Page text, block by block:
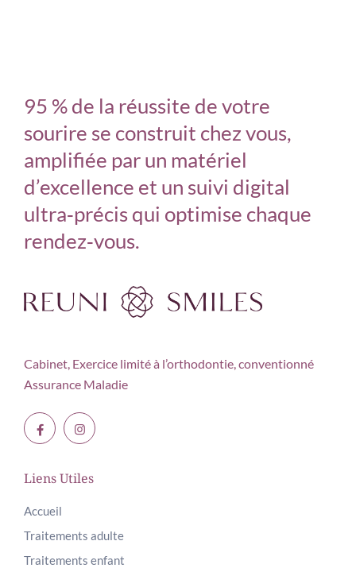
95 % de la réussite de votre
sourire se construit chez vous,
amplifiée par un matériel
d’excellence et un suivi digital
ultra‑précis qui optimise chaque
rendez‑vous.
Cabinet, Exercice limité à l’orthodontie, conventionné
Assurance Maladie
Liens Utiles
Accueil
Traitements adulte
Traitements enfant